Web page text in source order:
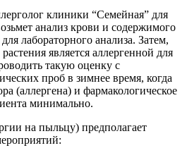
клиники “Семейная” для
анализ крови и содержимого
лабораторного анализа. Затем,
является аллергенной для
такую оценку с
проб в зимнее время, когда
(аллергена) и фармакологическое
минимально.
на пыльцу) предполагает